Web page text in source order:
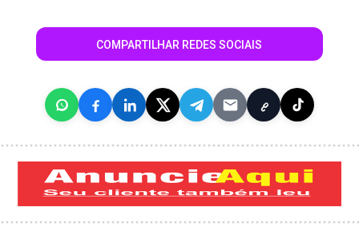
COMPARTILHAR REDES SOCIAIS